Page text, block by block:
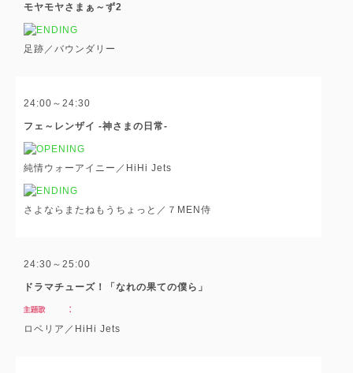
モヤモヤさまぁ～ず2
足跡／バウンダリー
24:00～24:30
フェ～レンザイ -神さまの日常-
純情ウォーアイニー／HiHi Jets
さよならまたねもうちょっと／７MEN侍
24:30～25:00
ドラマチューズ！「なれの果ての僕ら」
ロベリア／HiHi Jets